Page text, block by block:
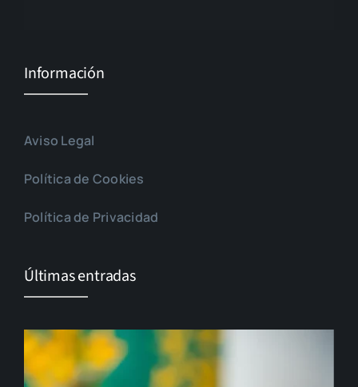
Información
Aviso Legal
Política de Cookies
Política de Privacidad
Últimas entradas